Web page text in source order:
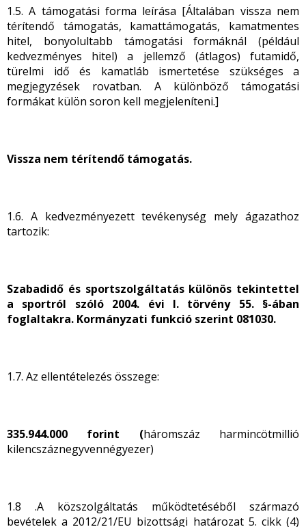
1.5. A támogatási forma leírása [Általában vissza nem
térítendő támogatás, kamattámogatás, kamatmentes
hitel, bonyolultabb támogatási formáknál (például
kedvezményes hitel) a jellemző (átlagos) futamidő,
türelmi idő és kamatláb ismertetése szükséges a
megjegyzések rovatban. A különböző támogatási
formákat külön soron kell megjeleníteni.]
Vissza nem térítendő támogatás.
1.6. A kedvezményezett tevékenység mely ágazathoz
tartozik:
Szabadidő és sportszolgáltatás különös tekintettel
a sportról szóló 2004. évi I. törvény 55. §-ában
foglaltakra. Kormányzati funkció szerint 081030.
1.7. Az ellentételezés összege:
335.944.000 forint (háromszáz harmincötmillió
kilencszáznegyvennégyezer)
1.8 .A közszolgáltatás működtetéséből származó
bevételek a 2012/21/EU bizottsági határozat 5. cikk (4)